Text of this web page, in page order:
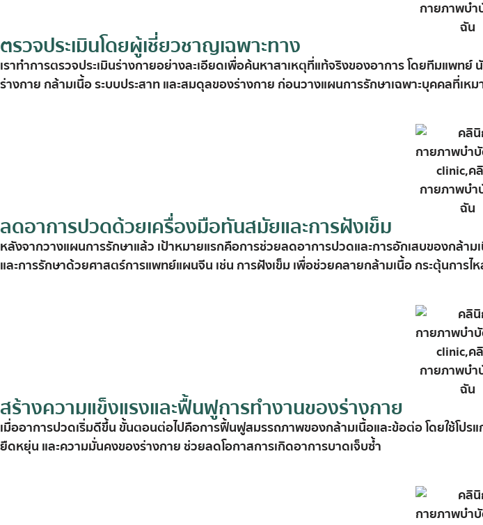
ตรวจประเมินโดยผู้เชี่ยวชาญเฉพาะทาง
เราทำการตรวจประเมินร่างกายอย่างละเอียดเพื่อค้นหาสาเหตุที่แท้จริงของอาการโดยทีมแพทย์
ร่างกาย กล้ามเนื้อระบบประสาทและสมดุลของร่างกาย ก่อนวางแผนการรักษาเฉพาะบุคคลที่เหม
ลดอาการปวดด้วยเครื่องมือทันสมัยและการฝังเข็ม
หลังจากวางแผนการรักษาแล้ว เป้าหมายแรกคือการช่วยลดอาการปวดและการอักเสบของกล้าม
และการรักษาด้วยศาสตร์การแพทย์แผนจีน เช่น การฝังเข็ม เพื่อช่วยคลายกล้ามเนื้อกระตุ้นการไ
สร้างความแข็งแรงและฟื้นฟูการทำงานของร่างกาย
เมื่ออาการปวดเริ่มดีขึ้น ขั้นตอนต่อไปคือการฟื้นฟูสมรรถภาพของกล้ามเนื้อและข้อต่อโดยใช้โปร
ยืดหยุ่น และความมั่นคงของร่างกาย ช่วยลดโอกาสการเกิดอาการบาดเจ็บซ้ำ